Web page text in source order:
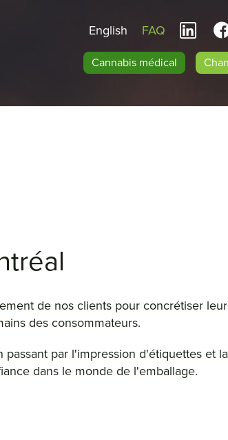
English FAQ
Cannabis médical
de nos clients pour concrétiser
des consommateurs.
par l'impression d'étiquettes et la
dans le monde de l'emballage.